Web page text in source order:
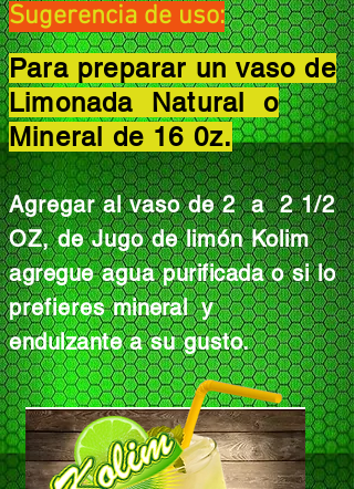
Sugerencia de uso:
Para preparar un vaso de
Limonada Natural o
Mineral de 16 0z.
Agregar al vasode2 a 2 1/2
OZ, de Jugodelimón Kolim,
agregueaguapurificadao si lo
prefieresmineral y
endulzantea su gusto.